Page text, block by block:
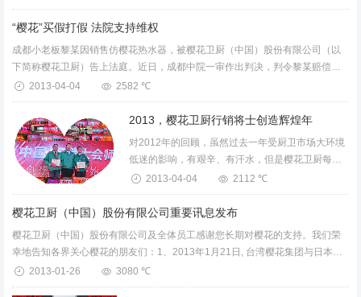
时，更满足...
“樱花”买假打假 法院支持维权
成都小老板黎某因销售仿樱花热水器，被樱花卫厨（中国）股份有限公司（以
下简称樱花卫厨）告上法庭。近日，成都中院一审作出判决，判令黎某赔偿樱
花卫厨损失6000元。据悉，“樱花”的维...
2013-04-04 2582 ℃
2013，樱花卫厨行销将士创造辉煌年
对2012年的回顾，虽然过去一年受厨卫市场大环境
低迷的影响，有艰辛、有汗水，但是樱花卫厨每一
位员工对公司都充满了希望，2013，将是一个新的
起点与挑战。每年在樱花盛开的季节樱花卫厨都会
举办行销大会师，...
2013-04-04 2112 ℃
樱花卫厨（中国）股份有限公司重要讯息发布
樱花卫厨（中国）股份有限公司及全体员工感谢您长期对樱花的支持。我们荣
幸地告知各界关心樱花的朋友们：1、2013年1月21日, 台湾樱花集团与日本能
率集团就在中国的事业上建立资本及商业联盟已达成协议，将...
2013-01-26 3080 ℃